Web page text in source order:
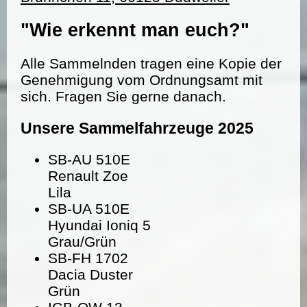
"Wie erkennt man euch?"
Alle Sammelnden tragen eine Kopie der
Genehmigung vom Ordnungsamt mit
sich. Fragen Sie gerne danach.
Unsere Sammelfahrzeuge 2025
SB-AU 510E
Renault Zoe
Lila
SB-UA 510E
Hyundai Ioniq 5
Grau/Grün
SB-FH 1702
Dacia Duster
Grün